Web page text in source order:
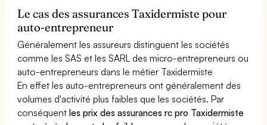
Le cas des assurances Taxidermiste pour
auto-entrepreneur
Généralement les assureurs distinguent les sociétés
comme les SAS et les SARL des micro-entrepreneurs ou
auto-entrepreneurs dans le métier Taxidermiste
En effet les auto-entrepreneurs ont généralement des
volumes d'activité plus faibles que les sociétés. Par
conséquentles prix des assurances rc pro Taxidermiste